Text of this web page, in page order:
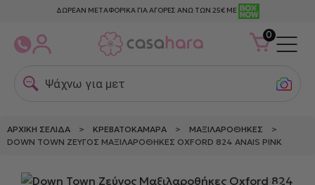
ΔΩΡΕΑΝ ΜΕΤΑΦΟΡΙΚΑ ΓΙΑ ΑΓΟΡΕΣ ΑΝΩ ΤΩΝ 25€ ΜΕ
0
Ψάχνω για μεταξ
ΑΡΧΙΚΉ ΣΕΛΊΔΑ > ΚΡΕΒΑΤΟΚΆΜΑΡΑ > ΜΑΞΙΛΑΡΟΘΉΚΕΣ >
DOWN TOWN ΖΕΎΓΟΣ ΜΑΞΙΛΑΡΟΘΉΚΕΣ OXFORD 824 ANAIS PINK